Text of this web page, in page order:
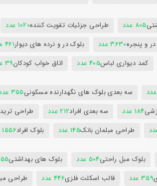
805 عدد طراحی جزئیات تقویت کننده1020 عدد
و پنجره3630 عدد بلوک در و نرده های دیوار461 عدد
کمد دیواری لباس405 عدد اتاق خواب کودکان39 عدد
سه بعدی بلوک های نگهدارنده مسکونی355 عدد
184 عدد سه بعدی افراد212 عدد طراحی
طراحی مبلمان بانک145 عدد بلوک افراد1556 عدد
بلوک مبل راحتی504 عدد بلوک های بهداشتی
359 عدد قالب اسکلت فلزی446 عدد طراحی